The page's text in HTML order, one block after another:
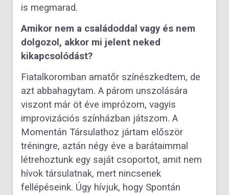
is megmarad.
Amikor nem a családoddal vagy és nem
dolgozol, akkor mi jelent neked
kikapcsolódást?
Fiatalkoromban amatőr színészkedtem, de
azt abbahagytam. A párom unszolására
viszont már öt éve imprózom, vagyis
improvizációs színházban játszom. A
Momentán Társulathoz jártam először
tréningre, aztán négy éve a barátaimmal
létrehoztunk egy saját csoportot, amit nem
hívok társulatnak, mert nincsenek
fellépéseink. Úgy hívjuk, hogy Spontán